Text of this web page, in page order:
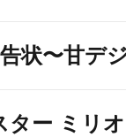
状〜甘デ
ター ミリオ